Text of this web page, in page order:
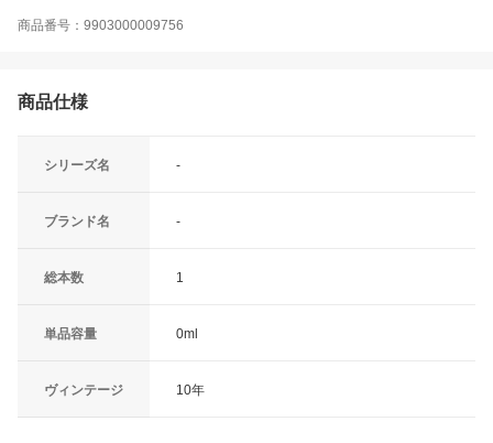
商品番号：9903000009756
商品仕様
シリーズ名 -
ブランド名 -
総本数 1
単品容量 0ml
ヴィンテージ 10年